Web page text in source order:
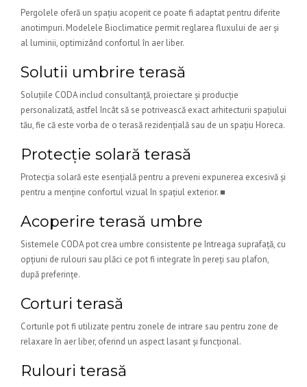
Pergolele oferă un spațiu acoperit ce poate fi adaptat pentru diferite
anotimpuri. Modelele Bioclimatice permit reglarea fluxului de aer și
al luminii, optimizând confortul în aer liber.
Solutii umbrire terasă
Soluțiile CODA includ consultanță, proiectare și producție
personalizată, astfel încât să se potrivească exact arhitecturii spațiului
tău, fie că este vorba de o terasă rezidențială sau de un spațiu Horeca.
Protecție solară terasă
Protecția solară este esențială pentru a preveni expunerea excesivă și
pentru a menține confortul vizual în spațiul exterior. ■
Acoperire terasă umbre
Sistemele CODA pot crea umbre consistente pe întreaga suprafață, cu
opțiuni de rulouri sau plăci ce pot fi integrate în pereți sau plafon,
după preferințe.
Corturi terasă
Corturile pot fi utilizate pentru zonele de intrare sau pentru zone de
relaxare în aer liber, oferind un aspect lasant și funcțional.
Rulouri terasă